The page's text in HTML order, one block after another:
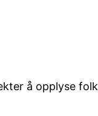
å opplyse